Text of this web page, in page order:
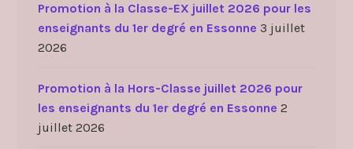
Promotion à la Classe-EX juillet 2026 pour les
enseignants du 1er degré en Essonne 3 juillet
2026
Promotion à la Hors-Classe juillet 2026 pour
les enseignants du 1er degré en Essonne 2
juillet 2026